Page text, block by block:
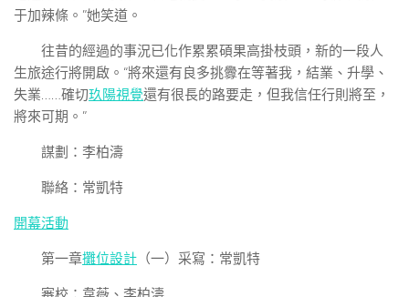
于加辣條。”她笑道。
往昔的經過的事況已化作累累碩果高掛枝頭，新的一段人
生旅途行將開啟。“將來還有良多挑釁在等著我，結業、升學、
失業……確切玖陽視覺還有很長的路要走，但我信任行則將至，
將來可期。”
謀劃：李柏濤
聯絡：常凱特
開幕活動
第一章攤位設計 （一） 采寫：常凱特